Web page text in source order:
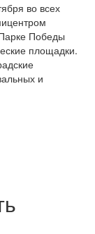
во всех
Победы
площадки.
и